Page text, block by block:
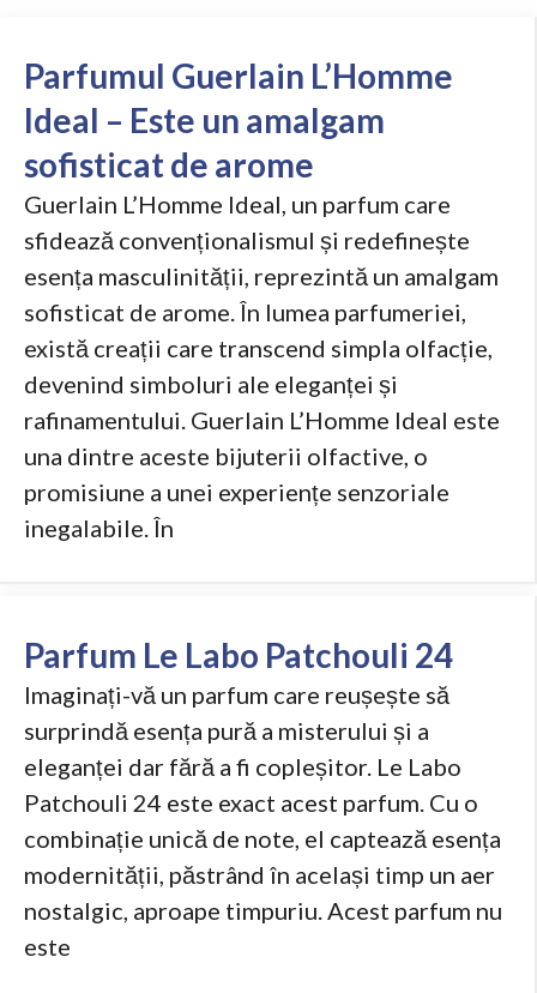
Parfumul Guerlain L’Homme
Ideal – Este un amalgam
sofisticat de arome
Guerlain L’Homme Ideal, un parfum care
sfidează convenționalismul și redefinește
esența masculinității, reprezintă un amalgam
sofisticat de arome. În lumea parfumeriei,
există creații care transcend simpla olfacție,
devenind simboluri ale eleganței și
rafinamentului. Guerlain L’Homme Ideal este
una dintre aceste bijuterii olfactive, o
promisiune a unei experiențe senzoriale
inegalabile. În
Parfum Le Labo Patchouli 24
Imaginați-vă un parfum care reușește să
surprindă esența pură a misterului și a
eleganței dar fără a fi copleșitor. Le Labo
Patchouli 24 este exact acest parfum. Cu o
combinație unică de note, el captează esența
modernității, păstrând în același timp un aer
nostalgic, aproape timpuriu. Acest parfum nu
este